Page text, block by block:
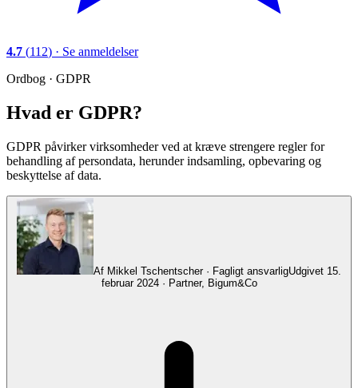
4.7 (112) · Se anmeldelser
Ordbog · GDPR
Hvad er GDPR?
GDPR påvirker virksomheder ved at kræve strengere regler for
behandling af persondata, herunder indsamling, opbevaring og
beskyttelse af data.
Af Mikkel Tschentscher· Fagligt ansvarligUdgivet 15.
februar 2024· Partner, Bigum&Co